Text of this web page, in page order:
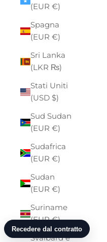
(EUR €)
Spagna
(EUR €)
Sri Lanka
(LKR ₨)
Stati Uniti
(USD $)
Sud Sudan
(EUR €)
Sudafrica
(EUR €)
Sudan
(EUR €)
Suriname
(EUR €)
Svalbard e